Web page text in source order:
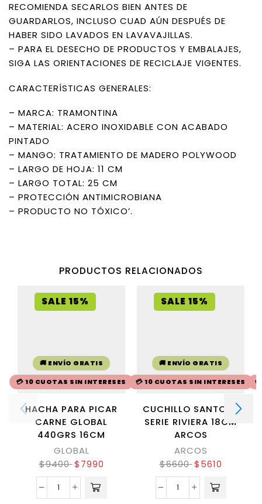
RECOMIENDA SECARLOS BIEN ANTES DE
GUARDARLOS, INCLUSO CUAD AÚN DESPUÉS DE
HABER SIDO LAVADOS EN LAVAVAJILLAS.
– PARA EL DESECHO DE PRODUCTOS Y EMBALAJES,
SIGA LAS ORIENTACIONES DE RECICLAJE VIGENTES.
CARACTERÍSTICAS GENERALES:
– MARCA: TRAMONTINA
– MATERIAL: ACERO INOXIDABLE CON ACABADO
PINTADO
– MANGO: TRATAMIENTO DE MADERO POLYWOOD
– LARGO DE HOJA: 11 CM
– LARGO TOTAL: 25 CM
– PROTECCIÓN ANTIMICROBIANA
– PRODUCTO NO TÓXICO’.
PRODUCTOS RELACIONADOS
SALE 15%
🚚 ENVÍO GRATIS
💳 10 CUOTAS SIN INTERESES
HACHA PARA PICAR
CARNE GLOBAL
440GRS 16CM
GLOBAL
$9400 $7990
SALE 15%
🚚 ENVÍO GRATIS
💳 10 CUOTAS SIN INTERESES
CUCHILLO SANTOKU
SERIE RIVIERA 18CM
ARCOS
ARCOS
$6600 $5610